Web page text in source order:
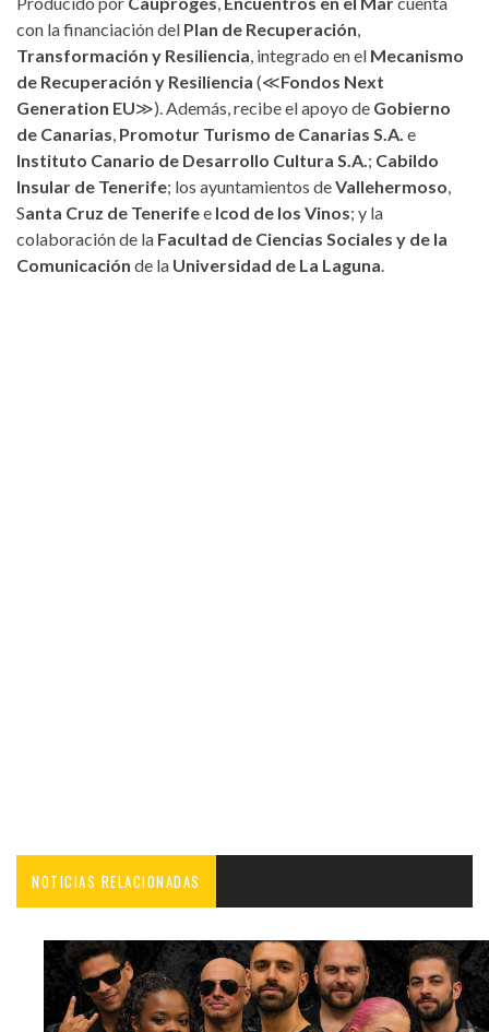
con la financiación del Plan de Recuperación
Transformación y Resiliencia , integrado en el Mecanismo
de Recuperación y Resiliencia (≪Fondos Next
Generation EU≫). Además, recibe el apoyo de Gobierno
de Canarias Promotur Turismo de Canarias S.A. e
Instituto Canario de Desarrollo Cultura S.A. ; Cabildo
Insular de Tenerife; los ayuntamientos deVallehermoso
Santa Cruz de Tenerifee Icod de los Vinos; y la
colaboración de la Facultad de Ciencias Sociales y de la
Comunicación de la Universidad de La Laguna
NOTICIAS RELACIONADAS